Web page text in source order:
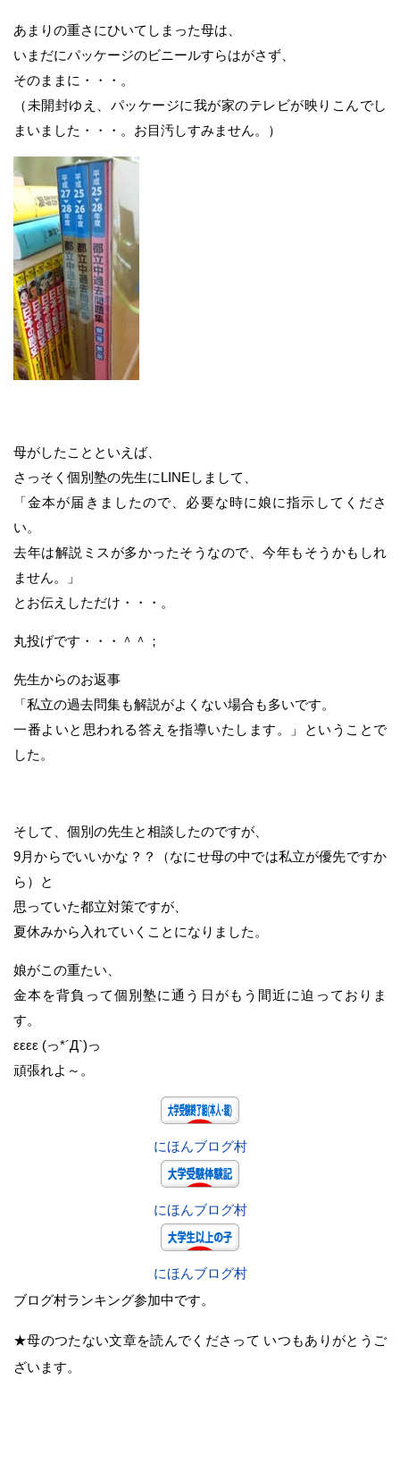
あまりの重さにひいてしまった母は、
いまだにパッケージのビニールすらはがさず、
そのままに・・・。
（未開封ゆえ、パッケージに我が家のテレビが映りこんでし
まいました・・・。お目汚しすみません。）
母がしたことといえば、
さっそく個別塾の先生にLINEしまして、
「金本が届きましたので、必要な時に娘に指示してくださ
い。
去年は解説ミスが多かったそうなので、今年もそうかもしれ
ません。」
とお伝えしただけ・・・。
丸投げです・・・＾＾；
先生からのお返事
「私立の過去問集も解説がよくない場合も多いです。
一番よいと思われる答えを指導いたします。」ということで
した。
そして、個別の先生と相談したのですが、
9月からでいいかな？？（なにせ母の中では私立が優先ですか
ら）と
思っていた都立対策ですが、
夏休みから入れていくことになりました。
娘がこの重たい、
金本を背負って個別塾に通う日がもう間近に迫っておりま
す。
εεεε (っ*´Д`)っ
頑張れよ～。
にほんブログ村
にほんブログ村
にほんブログ村
ブログ村ランキング参加中です。
★母のつたない文章を読んでくださって いつもありがとうご
ざいます。